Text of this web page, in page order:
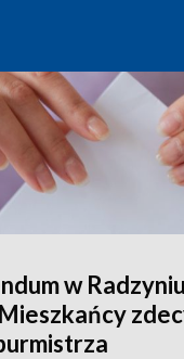
w Radzyniu